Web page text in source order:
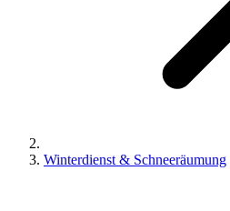
Winterdienst & Schneeräumung